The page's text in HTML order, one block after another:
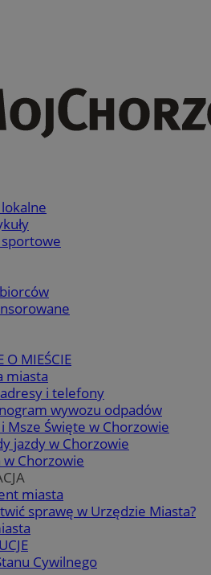
O MIEŚCIE
miasta
i telefony
wywozu odpadów
Msze Święte w Chorzowie
jazdy w Chorzowie
w Chorzowie
miasta
sprawę w Urzędzie Miasta?
Cywilnego